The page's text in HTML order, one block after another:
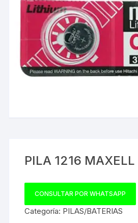
PILA 1216 MAXELL
CONSULTAR POR WHATSAPP
Categoría: PILAS/BATERIAS